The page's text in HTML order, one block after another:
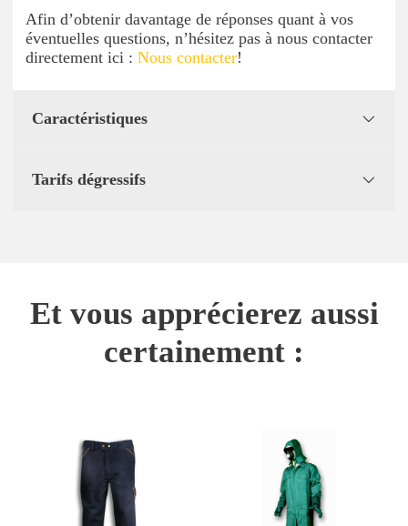
Afin d’obtenir davantage de réponses quant à vos
éventuelles questions, n’hésitez pas à nous contacter
directement ici : Nous contacter!
Caractéristiques
Tarifs dégressifs
Et vous apprécierez aussi
certainement :